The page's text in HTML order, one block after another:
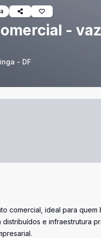
-
- DF
comercial, ideal para
e infraestrutura